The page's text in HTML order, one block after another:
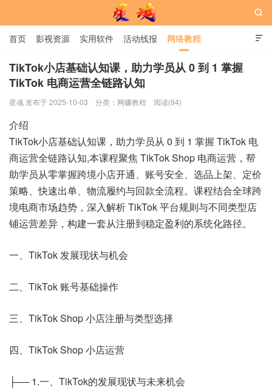
星魂网

首页 影视资源 实用软件 活动线报 网络教程
用户中心 书籍 娱乐

TikTok小店基础认知课，助力学员从 0 到 1 掌握
TikTok 电商运营全链路认知
星魂 发布于 2025-10-03 分类： 网赚教程 阅读(94)
介绍
TikTok小店基础认知课，助力学员从 0 到 1 掌握 TikTok 电
商运营全链路认知,本课程聚焦 TikTok Shop 电商运营，帮
助学员从零掌握跨境小店开通、账号安全、选品上架、定价
策略、快速出单、物流履约与回款全流程。课程结合全球跨
境电商市场趋势，深入解析 TikTok 平台规则与不同类型店
铺运营差异，构建一套从注册到稳定盈利的系统化路径。
一、TikTok 发展现状与机会
二、TikTok 账号基础操作
三、TikTok Shop 小店注册与类型选择
四、TikTok Shop 小店运营
├── 1.一、TikTok的发展现状与未来机会